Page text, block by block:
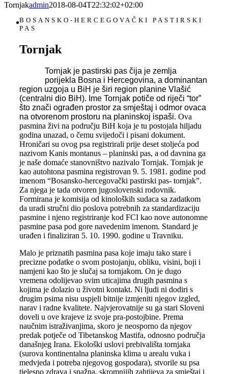
Tornjakadmin2018-08-04T22:32:02+02:00
BOSANSKO-HERCEGOVAČKI PASTIRSKI
PAS
Tornjak
Tornjak je pastirski pas čija je zemlja
porijekla Bosna i Hercegovina, a dominantan
region uzgoja u BiH je širi region planine Vlašić
(centralni dio BiH). Ime Tornjak potiče od riječi “tor”
što znači ograđen prostor za smještaj i odmor ovaca
na otvorenom prostoru na planinskoj ispaši. Ova
pasmina živi na području BiH koja je tu postojala hiljadu
godina unazad, o čemu svijedoči i pisani dokument.
Hroničari su ovog psa registrirali prije deset stoljeća pod
nazivom Kanis montanus – planinski pas, a od davnina ga
je naše domaće stanovništvo nazivalo Tornjak. Tornjak je
kao autohtona pasmina registrovan 9. 5. 1981. godine pod
imenom “Bosansko-hercegovački pastirski pas- tornjak”.
Za njega je tada otvoren jugoslovenski rodovnik.
Formirana je komisija od kinoloških sudaca sa zadatkom
da uradi stručni dio poslova potrebnih za standardizaciju
pasmine i njeno registriranje kod FCI kao nove autonomne
pasmine pasa pod gore navedenim imenom. Standard je
urađen i finaliziran 5. 10. 1990. godine u Travniku.
Malo je priznatih pasmina pasa koje imaju tako stare i
precizne podatke o svom postojanju, obliku, visini, boji i
namjeni kao što je slučaj sa tornjakom. On je dugo
vremena odolijevao svim uticajima drugih pasmina s
kojima je dolazio u životni kontakt. Ni ljudi ni dodiri s
drugim psima nisu uspjeli bitnije izmjeniti njegov izgled,
narav i radne kvalitete. Najvjerovatnije su ga stari Sloveni
doveli u ove krajeve iz svoje pra-postojbine. Prema
naučnim istraživanjima, skoro je neosporno da njegov
predak potječe od Tibetanskog Mastifa, odnosno područja
današnjeg Irana. Ekološki uslovi prebivališta tornjaka
(surova kontinentalna planinska klima u arealu vuka i
medvjeda i potreba njegovog gospodara), stvorile su psa
tjelesno zdrava i snažna, skromnijih zahtijeva za smještaj i